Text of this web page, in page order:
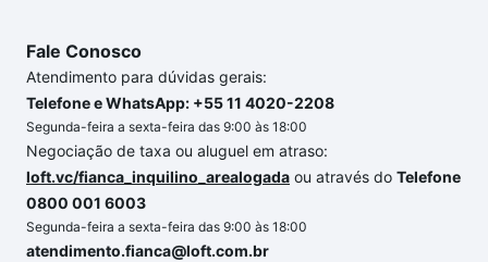
Fale Conosco
Atendimento para dúvidas gerais:
Telefone e WhatsApp: +55 11 4020-2208
Segunda-feira a sexta-feira das 9:00 às 18:00
Negociação de taxa ou aluguel em atraso:
loft.vc/fianca_inquilino_arealogada ou através do Telefone
0800 001 6003
Segunda-feira a sexta-feira das 9:00 às 18:00
atendimento.fianca@loft.com.br